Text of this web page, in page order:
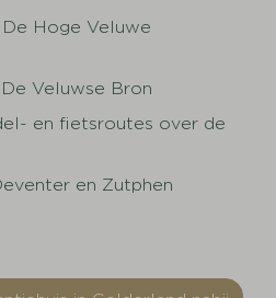
Hoge Veluwe
Veluwse Bron
en fietsroutes over de
en Zutphen